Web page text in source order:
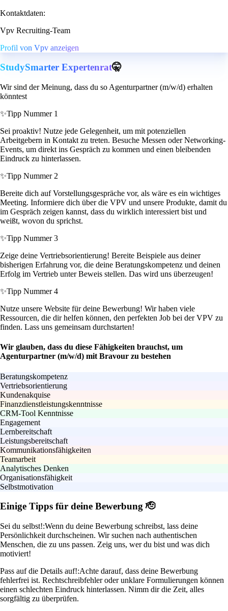
Kontaktdaten:
Vpv Recruiting-Team
Profil von Vpv anzeigen
StudySmarter Expertenrat🤫
Wir sind der Meinung, dass du so Agenturpartner (m/w/d) erhalten
könntest
✨Tipp Nummer 1
Sei proaktiv! Nutze jede Gelegenheit, um mit potenziellen
Arbeitgebern in Kontakt zu treten. Besuche Messen oder Networking-
Events, um direkt ins Gespräch zu kommen und einen bleibenden
Eindruck zu hinterlassen.
✨Tipp Nummer 2
Bereite dich auf Vorstellungsgespräche vor, als wäre es ein wichtiges
Meeting. Informiere dich über die VPV und unsere Produkte, damit du
im Gespräch zeigen kannst, dass du wirklich interessiert bist und
weißt, wovon du sprichst.
✨Tipp Nummer 3
Zeige deine Vertriebsorientierung! Bereite Beispiele aus deiner
bisherigen Erfahrung vor, die deine Beratungskompetenz und deinen
Erfolg im Vertrieb unter Beweis stellen. Das wird uns überzeugen!
✨Tipp Nummer 4
Nutze unsere Website für deine Bewerbung! Wir haben viele
Ressourcen, die dir helfen können, den perfekten Job bei der VPV zu
finden. Lass uns gemeinsam durchstarten!
Wir glauben, dass du diese Fähigkeiten brauchst, um
Agenturpartner (m/w/d) mit Bravour zu bestehen
Beratungskompetenz
Vertriebsorientierung
Kundenakquise
Finanzdienstleistungskenntnisse
CRM-Tool Kenntnisse
Engagement
Lernbereitschaft
Leistungsbereitschaft
Kommunikationsfähigkeiten
Teamarbeit
Analytisches Denken
Organisationsfähigkeit
Selbstmotivation
Einige Tipps für deine Bewerbung 🫡
Sei du selbst!:Wenn du deine Bewerbung schreibst, lass deine
Persönlichkeit durchscheinen. Wir suchen nach authentischen
Menschen, die zu uns passen. Zeig uns, wer du bist und was dich
motiviert!
Pass auf die Details auf!:Achte darauf, dass deine Bewerbung
fehlerfrei ist. Rechtschreibfehler oder unklare Formulierungen können
einen schlechten Eindruck hinterlassen. Nimm dir die Zeit, alles
sorgfältig zu überprüfen.